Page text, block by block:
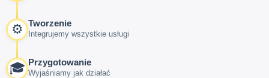
⚙️ Tworzenie
Integrujemy wszystkie usługi
🎓 Przygotowanie
Wyjaśniamy jak działać